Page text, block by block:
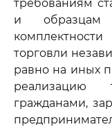
требованиям
и образцам
торговли
равно на иных
реализацию
гражданами,